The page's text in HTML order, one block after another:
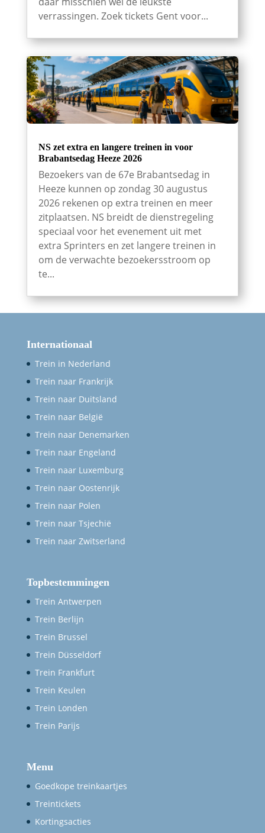
verrassingen. Zoek tickets Gent voor...
NS zet extra en langere treinen in voor
Brabantsedag Heeze 2026
Bezoekers van de 67e Brabantsedag in
Heeze kunnen op zondag 30 augustus
2026 rekenen op extra treinen en meer
zitplaatsen. NS breidt de dienstregeling
speciaal voor het evenement uit met
extra Sprinters en zet langere treinen in
om de verwachte bezoekersstroom op
te...
Internationaal
Trein in Nederland
Trein naar Frankrijk
Trein naar Duitsland
Trein naar België
Trein naar Denemarken
Trein naar Engeland
Trein naar Luxemburg
Trein naar Oostenrijk
Trein naar Polen
Trein naar Tsjechië
Trein naar Zwitserland
Topbestemmingen
Trein Antwerpen
Trein Berlijn
Trein Brussel
Trein Düsseldorf
Trein Frankfurt
Trein Keulen
Trein Londen
Trein Parijs
Menu
Goedkope treinkaartjes
Treintickets
Kortingsacties